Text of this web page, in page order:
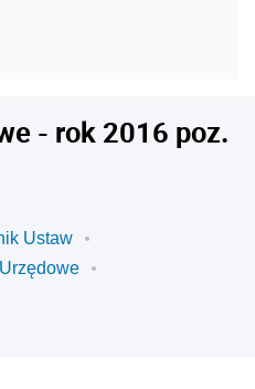
- rok 2016 poz.
Ustaw